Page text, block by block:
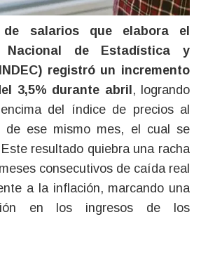
Nacional de Estadística y
registró un incremento
3,5% durante abril , logrando
del índice de precios al
de ese mismo mes, el cual se
resultado quiebra una racha
consecutivos de caída real
a la inflación, marcando una
en los ingresos de los